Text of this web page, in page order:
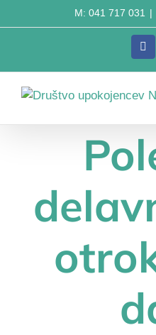
to
M: 041 717 031 |